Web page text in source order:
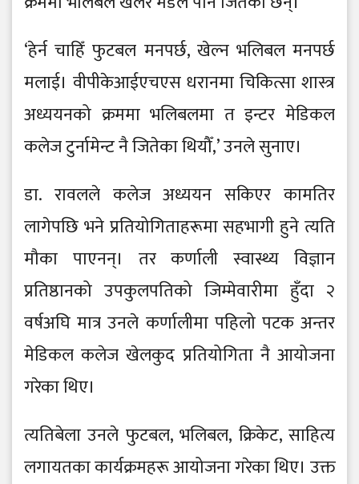
‘हेर्न चाहिँ फुटबल मनपर्छ, खेल्न भलिबल मनपर्छ
मलाई। वीपीकेआईएचएस धरानमा चिकित्सा शास्त्र
अध्ययनको क्रममा भलिबलमा त इन्टर मेडिकल
कलेज टुर्नामेन्ट नै जितेका थियौँ,’ उनले सुनाए।
डा. रावलले कलेज अध्ययन सकिएर कामतिर
लागेपछि भने प्रतियोगिताहरूमा सहभागी हुने त्यति
मौका पाएनन्। तर कर्णाली स्वास्थ्य विज्ञान
प्रतिष्ठानको उपकुलपतिको जिम्मेवारीमा हुँदा २
वर्षअघि मात्र उनले कर्णालीमा पहिलो पटक अन्तर
मेडिकल कलेज खेलकुद प्रतियोगिता नै आयोजना
गरेका थिए।
त्यतिबेला उनले फुटबल, भलिबल, क्रिकेट, साहित्य
लगायतका कार्यक्रमहरू आयोजना गरेका थिए। उक्त